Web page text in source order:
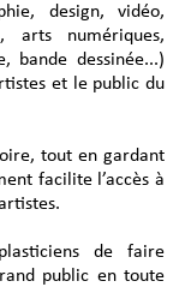
design, vidéo,
arts numériques,
bande dessinée...)
et le public du
tout en gardant
facilite l’accès à
de faire
public en toute